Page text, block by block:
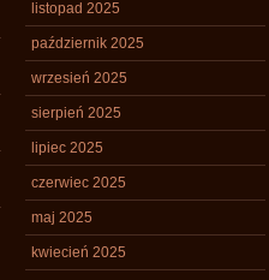
listopad 2025
październik 2025
wrzesień 2025
sierpień 2025
lipiec 2025
czerwiec 2025
maj 2025
kwiecień 2025